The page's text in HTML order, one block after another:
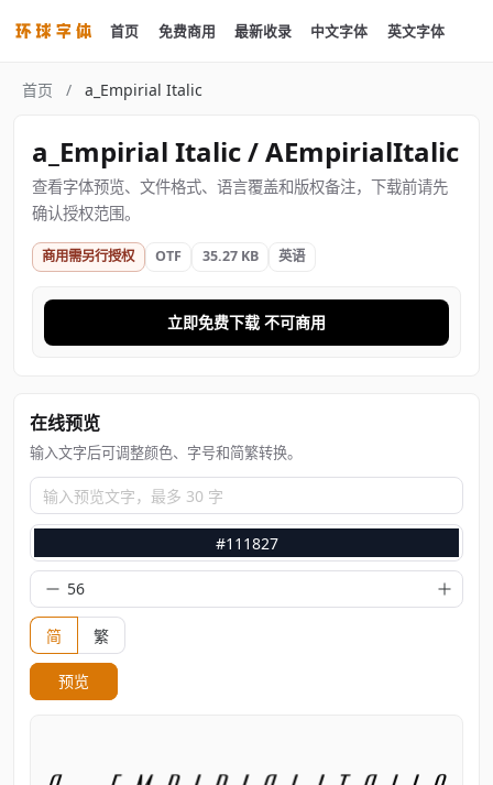
首页 免费商用 最新收录 中文字体 英文字体
首页 / a_Empirial Italic
a_Empirial Italic / AEmpirialItalic
查看字体预览、文件格式、语言覆盖和版权备注，下载前请先
确认授权范围。
商用需另行授权 OTF 35.27 KB 英语
立即免费下载 不可商用
在线预览
输入文字后可调整颜色、字号和简繁转换。
输入预览文字，最多 30 字
#111827
简 繁
预览